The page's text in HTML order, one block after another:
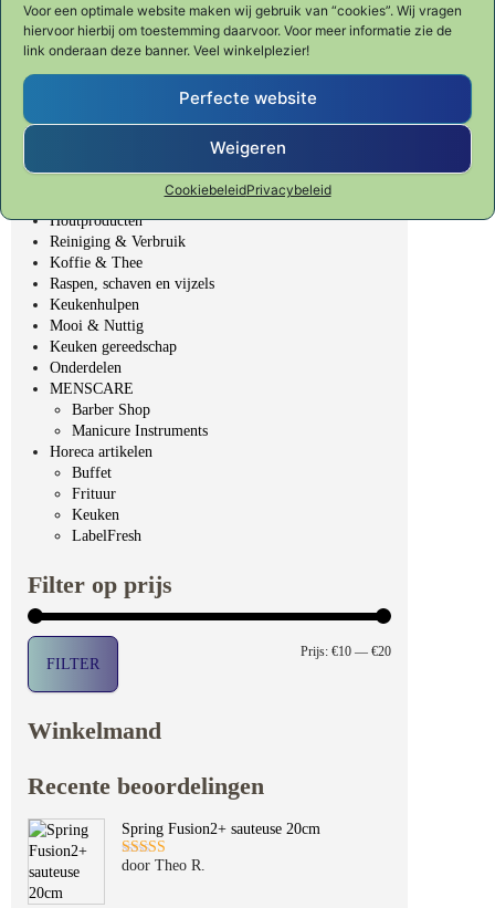
Voor een optimale website maken wij gebruik van “cookies”. Wij vragen
hiervoor hierbij om toestemming daarvoor. Voor meer informatie zie de
link onderaan deze banner. Veel winkelplezier!
Perfecte website
Weigeren
CookiebeleidPrivacybeleid
KYOTO "Forged in fire"
Slijpen & onderhoud
SHUN CLASSIC
SHUN PREMIER Tim Mälzer
Fondue, BBQ & Gourmet
Bar, Wijn & Noten
Elektrische producten
Houtproducten
Reiniging & Verbruik
Koffie & Thee
Raspen, schaven en vijzels
Keukenhulpen
Mooi & Nuttig
Keuken gereedschap
Onderdelen
MENSCARE
Barber Shop
Manicure Instruments
Horeca artikelen
Buffet
Frituur
Keuken
LabelFresh
Filter op prijs
Min. prijs
Max. prijs
FILTER
Prijs: €10 — €20
Winkelmand
Recente beoordelingen
Spring Fusion2+ sauteuse 20cm
Gewaardeerd
door Theo R.